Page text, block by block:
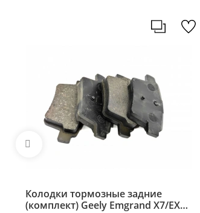
Колодки тормозные задние
(комплект) Geely Emgrand X7/EX7 /